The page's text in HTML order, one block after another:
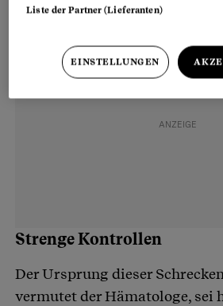
Strenge Kontrollen
Der Ursprung dieser
vermutet der Hämatologe, sei
Liste der Partner (Lieferanten)
EINSTELLUNGEN